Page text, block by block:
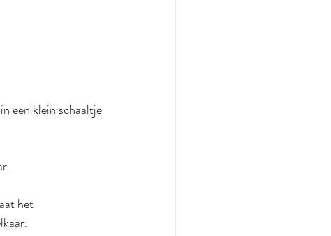
een klein schaaltje
het